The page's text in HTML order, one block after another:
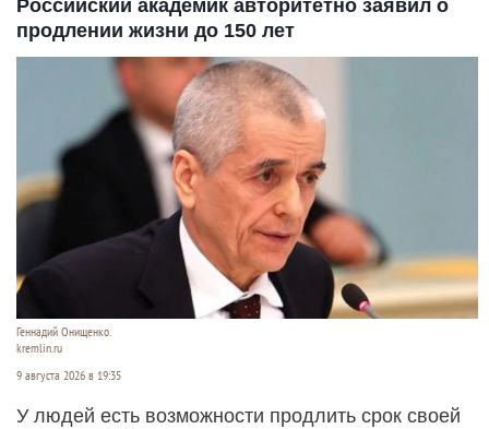
Российский академик авторитетно заявил о
продлении жизни до 150 лет
Геннадий Онищенко.
kremlin.ru
9 августа 2026 в 19:35
У людей есть возможности продлить срок своей